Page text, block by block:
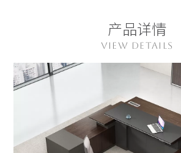
产品详情
VIEW DETAILS